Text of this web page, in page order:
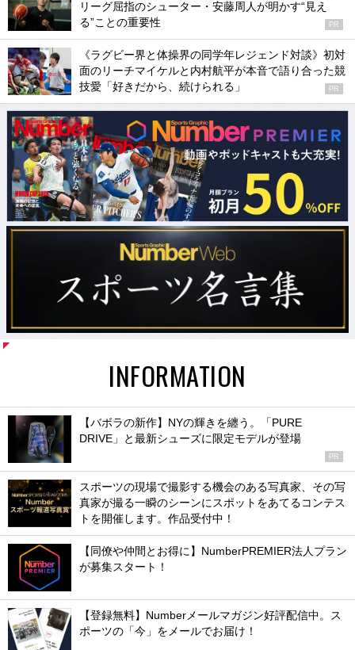
リーグ屈指のシューター・安藤周人が明かす“見え
る”ことの重要性
PR
《ラグビー界と体操界の同学年レジェンド対談》初対
面のリーチマイケルと内村航平が本音で語り合った競
技愛「好きだから、続けられる」
PR
INFORMATION
【バボラの新作】NYの輝きを纏う。「PURE
DRIVE」と最新シューズに限定モデルが登場
PR
スポーツの現場で撮影する機会のある写真家、その写
真家が撮る一瞬のシーンにスポットをあてるコンテス
トを開催します。作品受付中！
【同僚や仲間とお得に】NumberPREMIER法人プラン
が募集スタート！
【登録無料】Numberメールマガジン好評配信中。ス
ポーツの「今」をメールでお届け！